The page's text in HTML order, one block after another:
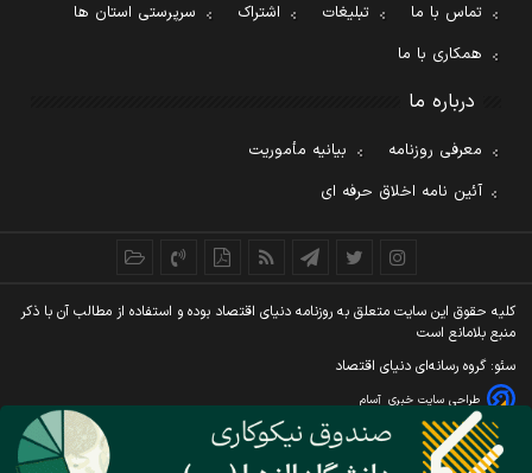
تماس با ما تبلیغات اشتراک
سرپرستی استان ها
همکاری با ما
درباره ما
معرفی روزنامه
بیانیه مأموریت
آئین نامه اخلاق حرفه ای
کليه حقوق اين سايت متعلق به روزنامه دنيای اقتصاد بوده و استفاده از مطالب آن با ذکر
منبع بلامانع است
سئو: گروه رسانه‌ای دنیای اقتصاد
طراحی سایت خبری آسام